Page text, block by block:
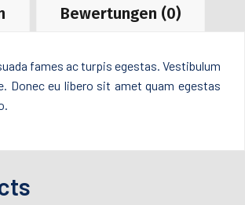
Bewertungen (0)
fames ac turpis egestas. Vestibulum
eu libero sit amet quam egestas